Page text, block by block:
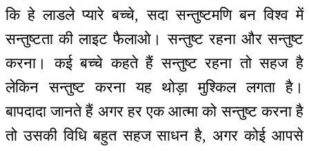
कि हे लाडले प्यारे बच्चे, सदा सन्तुष्टमणि बन विश्व में
सन्तुष्टता की लाइट फैलाओ। सन्तुष्ट रहना और सन्तुष्ट
करना। कई बच्चे कहते हैं सन्तुष्ट रहना तो सहज है
लेकिन सन्तुष्ट करना यह थोड़ा मुश्किल लगता है।
बापदादा जानते हैं अगर हर एक आत्मा को सन्तुष्ट करना है
तो उसकी विधि बहुत सहज साधन है, अगर कोई आपसे